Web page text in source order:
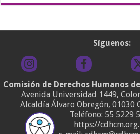
Síguenos:
Comisión de Derechos Humanos
Avenida Universidad 1449,
Alcaldía Álvaro Obregón, 01030
Teléfono: 55 5229
https://